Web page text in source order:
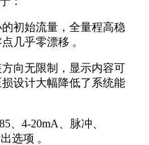
初始流量，全量程高稳
几乎零漂移 。
向无限制，显示内容可
设计大幅降低了系统能
、4-20mA、脉冲、
选项 。